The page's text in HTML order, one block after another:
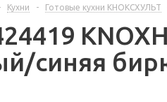
Кухни - Готовые кухни КНОКСХУЛЬТ
синяя